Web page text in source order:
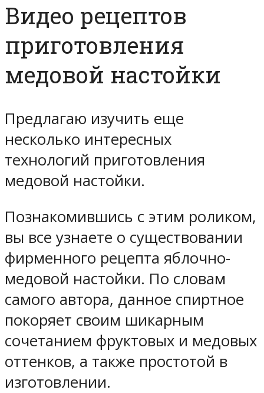
Видео рецептов
приготовления
медовой настойки
Предлагаю изучить еще
несколько интересных
технологий приготовления
медовой настойки.
Познакомившись с этим роликом,
вы все узнаете о существовании
фирменного рецепта яблочно-
медовой настойки. По словам
самого автора, данное спиртное
покоряет своим шикарным
сочетанием фруктовых и медовых
оттенков, а также простотой в
изготовлении.